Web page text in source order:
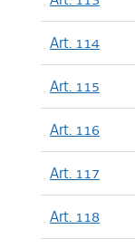
Art. 114
Art. 115
Art. 116
Art. 117
Art. 118